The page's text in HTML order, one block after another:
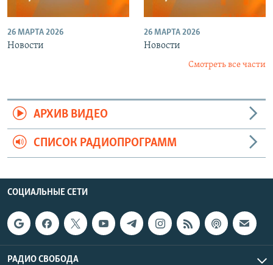
26 МАРТА 2026
Новости
26 МАРТА 2026
Новости
Смотреть все части
АРХИВ ВИДЕО
СПИСОК РАДИОПРОГРАММ
СОЦИАЛЬНЫЕ СЕТИ
РАДИО СВОБОДА